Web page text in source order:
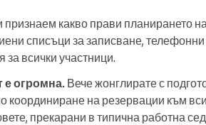
какво прави планирането
списъци за записване,
всички участници.
е огромна. Вече жонглирате с
координиране на резервации към
прекарани в типична работна